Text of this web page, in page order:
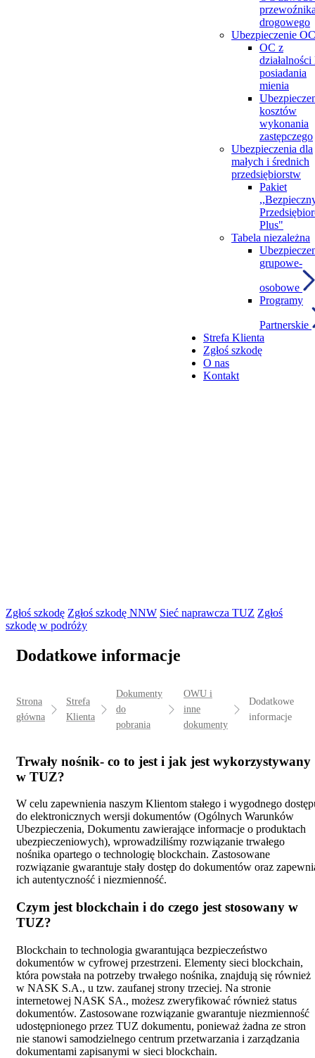
drogowego
Ubezpieczenie OC
OC z
działalności
posiadania
mienia
kosztów
wykonania
zastępczego
Ubezpieczenia dla
małych i średnich
przedsiębiorstw
Pakiet
Plus"
Tabela niezależna
grupowe-
osobowe
Programy
Partnerskie
Strefa Klienta
Zgłoś szkodę
O nas
Kontakt
Zgłoś szkodę Zgłoś szkodę NNW Sieć naprawcza TUZ Zgłoś
szkodę w podróży
Dodatkowe informacje
Strona
główna
Strefa
Klienta
Dokumenty
do
pobrania
OWU i
inne
dokumenty
Dodatkowe
informacje
Trwały nośnik- co to jest i jak jest wykorzystywany
w TUZ?
W celu zapewnienia naszym Klientom stałego i wygodnego
do elektronicznych wersji dokumentów (Ogólnych Warunków
Ubezpieczenia, Dokumentu zawierające informacje o produktach
ubezpieczeniowych), wprowadziliśmy rozwiązanie trwałego
nośnika opartego o technologię blockchain. Zastosowane
rozwiązanie gwarantuje stały dostęp do dokumentów oraz
ich autentyczność i niezmienność.
Czym jest blockchain i do czego jest stosowany w
TUZ?
Blockchain to technologia gwarantująca bezpieczeństwo
dokumentów w cyfrowej przestrzeni. Elementy sieci blockchain,
która powstała na potrzeby trwałego nośnika, znajdują się również
w NASK S.A., u tzw. zaufanej strony trzeciej. Na stronie
internetowej NASK SA., możesz zweryfikować również status
dokumentów. Zastosowane rozwiązanie gwarantuje niezmienność
udostępnionego przez TUZ dokumentu, ponieważ żadna ze stron
nie stanowi samodzielnego centrum przetwarzania i zarządzania
dokumentami zapisanymi w sieci blockchain.